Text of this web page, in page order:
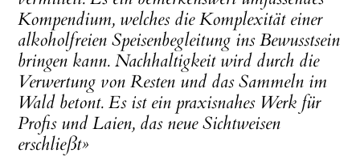
Kompendium, welches die Komplexität einer
alkoholfreien Speisenbegleitung ins Bewusstsein
bringen kann. Nachhaltigkeit wird durch die
Verwertung von Resten und das Sammeln im
Wald betont. Es ist ein praxisnahes Werk für
Profis und Laien, das neue Sichtweisen
erschließt»